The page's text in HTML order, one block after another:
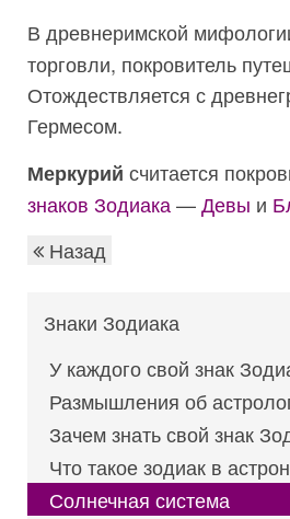
В древнеримской
торговли, покровитель
Отождествляется с
Гермесом.
Меркурий считается
знаков Зодиака—Девы и
Назад
Знаки Зодиака
У каждого свой знак
Размышления об
Зачем знать свой знак
Что такое зодиак в
Солнечная система